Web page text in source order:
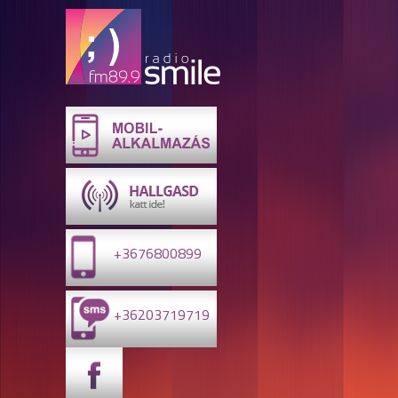
+3676800899
+36203719719